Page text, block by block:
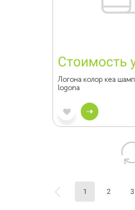
Стоимость
Логона колор кеа
logona
1 2 3